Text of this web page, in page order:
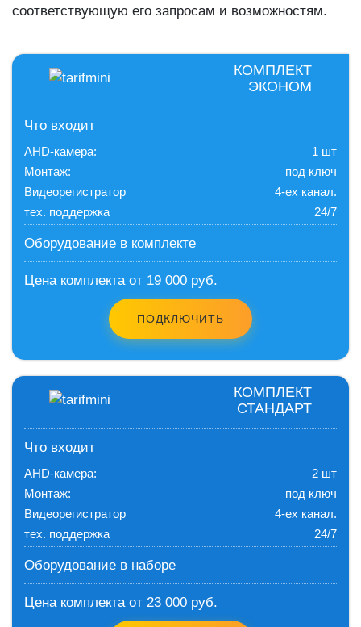
соответствующую его запросам и возможностям.
КОМПЛЕКТ
ЭКОНОМ
Что входит
AHD-камера:
1 шт
Монтаж:
под ключ
Видеорегистратор
4-ех канал.
тех. поддержка
24/7
Оборудование в комплекте
Цена комплекта от 19 000 руб.
ПОДКЛЮЧИТЬ
КОМПЛЕКТ
СТАНДАРТ
Что входит
AHD-камера:
2 шт
Монтаж:
под ключ
Видеорегистратор
4-ех канал.
тех. поддержка
24/7
Оборудование в наборе
Цена комплекта от 23 000 руб.